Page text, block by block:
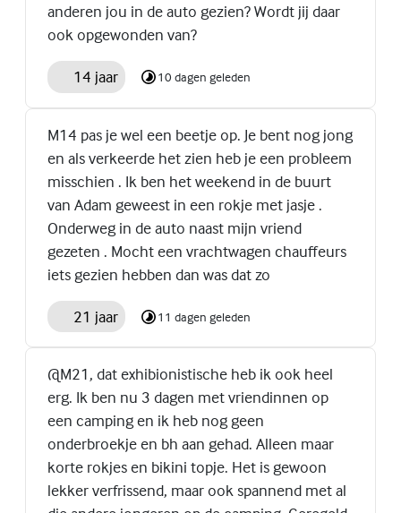
anderen jou in de auto gezien? Wordt jij daar
ook opgewonden van?
14 jaar 10 dagen geleden
M14 pas je wel een beetje op. Je bent nog jong
en als verkeerde het zien heb je een probleem
misschien . Ik ben het weekend in de buurt
van Adam geweest in een rokje met jasje .
Onderweg in de auto naast mijn vriend
gezeten . Mocht een vrachtwagen chauffeurs
iets gezien hebben dan was dat zo
21 jaar 11 dagen geleden
@M21, dat exhibionistische heb ik ook heel
erg. Ik ben nu 3 dagen met vriendinnen op
een camping en ik heb nog geen
onderbroekje en bh aan gehad. Alleen maar
korte rokjes en bikini topje. Het is gewoon
lekker verfrissend, maar ook spannend met al